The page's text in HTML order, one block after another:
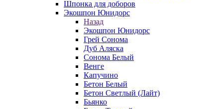
Шпонка для доборов
Экошпон Юнидорс
Назад
Экошпон Юнидорс
Грей Сонома
Дуб Аляска
Сонома Белый
Венге
Капучино
Бетон Белый
Бетон Светлый (Лайт)
Бьянко